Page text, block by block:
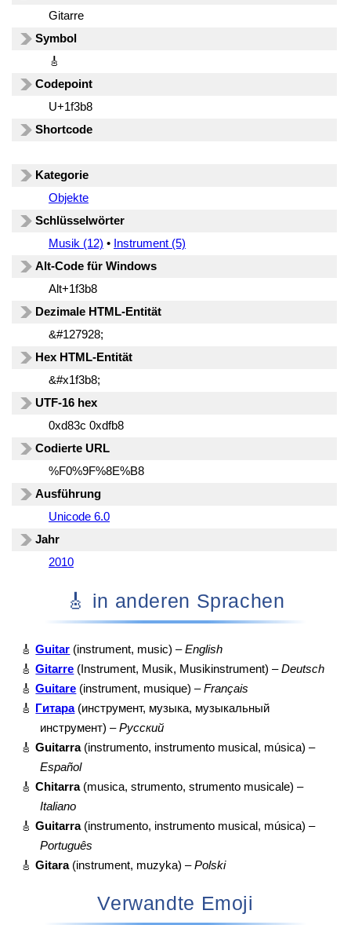
Gitarre
Symbol
🎸
Codepoint
U+1f3b8
Shortcode
Kategorie
Objekte
Schlüsselwörter
Musik (12) • Instrument (5)
Alt-Code für Windows
Alt+1f3b8
Dezimale HTML-Entität
&#127928;
Hex HTML-Entität
&#x1f3b8;
UTF-16 hex
0xd83c 0xdfb8
Codierte URL
%F0%9F%8E%B8
Ausführung
Unicode 6.0
Jahr
2010
🎸 in anderen Sprachen
🎸 Guitar (instrument, music) –English
🎸 Gitarre (Instrument, Musik, Musikinstrument) –Deutsch
🎸 Guitare (instrument, musique) –Français
🎸
Гитара(инструмент, музыка, музыкальный
инструмент) –Русский
🎸 Guitarra(instrumento, instrumento musical, música) –
Español
🎸 Chitarra(musica, strumento, strumento musicale) –
Italiano
🎸 Guitarra(instrumento, instrumento musical, música) –
Português
🎸 Gitara(instrument, muzyka) –Polski
Verwandte Emoji